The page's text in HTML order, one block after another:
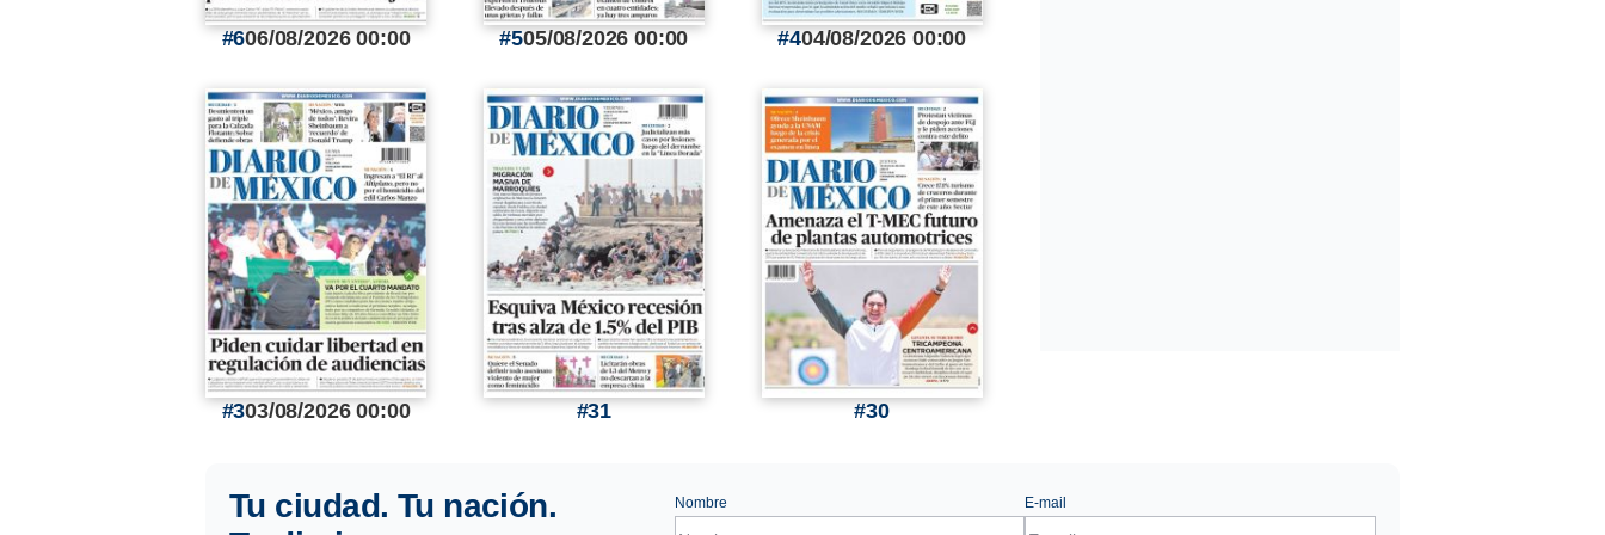
606/08/2026 00:00 505/08/2026 00:00 404/08/2026 00:00
303/08/2026 00:00 31 30
Tu ciudad. Tu nación.
Nombre E-mail